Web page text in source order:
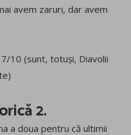
avem zaruri, dar avem
7/10 (sunt, totuși, Diavolii
2.
a doua pentru că ultimii